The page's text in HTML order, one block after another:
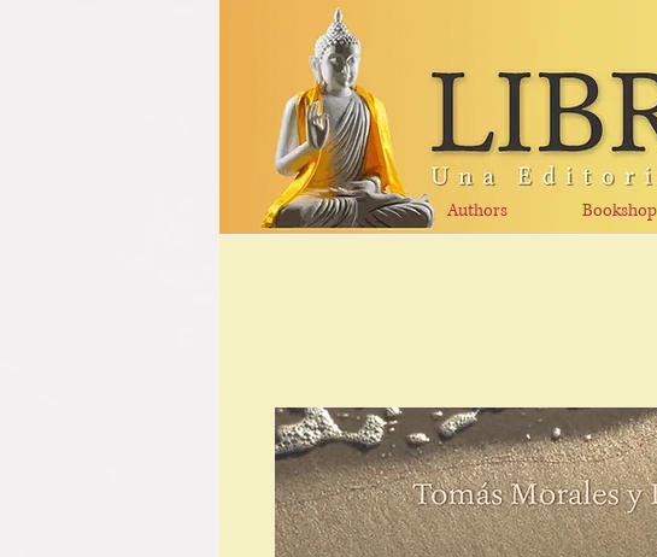
Authors Bookshop